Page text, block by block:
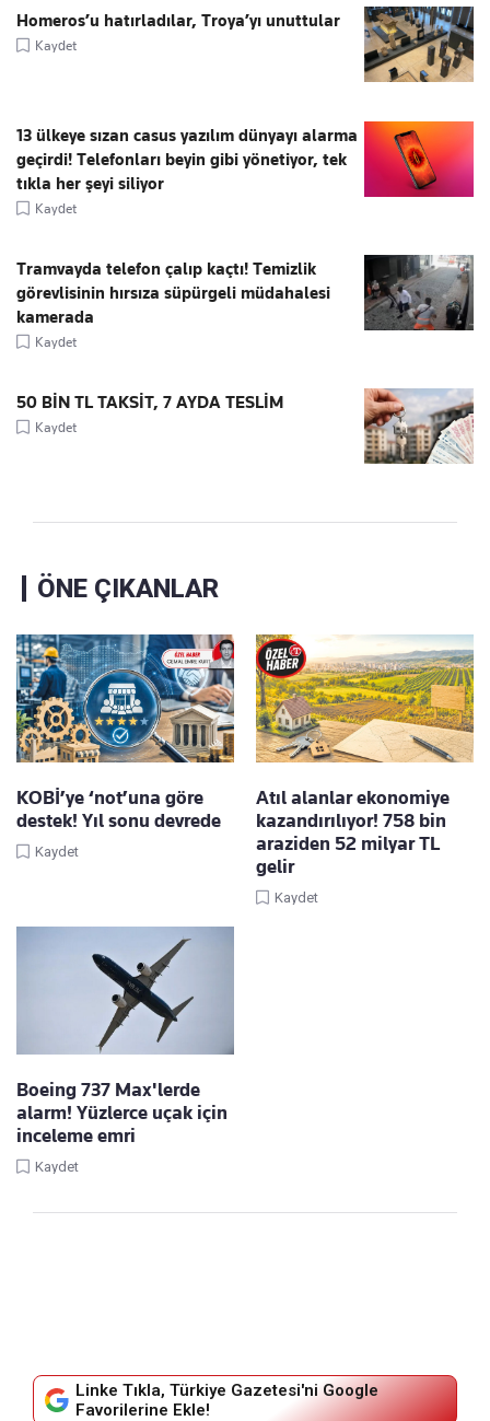
Homeros’u hatırladılar, Troya’yı unuttular
Kaydet
13 ülkeye sızan casus yazılım dünyayı alarma
geçirdi! Telefonları beyin gibi yönetiyor, tek
tıkla her şeyi siliyor
Kaydet
Tramvayda telefon çalıp kaçtı! Temizlik
görevlisinin hırsıza süpürgeli müdahalesi
kamerada
Kaydet
50 BİN TL TAKSİT, 7 AYDA TESLİM
Kaydet
ÖNE ÇIKANLAR
KOBİ’ye ‘not’una göre
destek! Yıl sonu devrede
Kaydet
Atıl alanlar ekonomiye
kazandırılıyor! 758 bin
araziden 52 milyar TL
gelir
Kaydet
Boeing 737 Max'lerde
alarm! Yüzlerce uçak için
inceleme emri
Kaydet
Linke Tıkla, Türkiye Gazetesi'ni Google
Favorilerine Ekle!